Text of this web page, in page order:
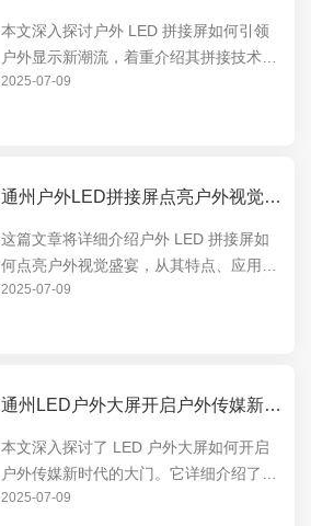
本文深入探讨户外 LED 拼接屏如何引领
户外显示新潮流，着重介绍其拼接技术的
优势与创新，展现其在户外显示领域的卓
2025-07-09
通州户外LED拼接屏点亮户外视觉盛宴
这篇文章将详细介绍户外 LED 拼接屏如
何点亮户外视觉盛宴，从其特点、应用场
景到实际效果，全方位展示这一创新技术
2025-07-09
通州LED户外大屏开启户外传媒新时代的大门
本文深入探讨了 LED 户外大屏如何开启
户外传媒新时代的大门。它详细介绍了
LED 户外大屏的特点与优势，如高亮度、
2025-07-09